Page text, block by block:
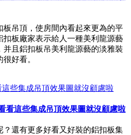
板吊頂，使房間內看起來更為的平
扣板廠家表示給人一種美利龍源藝
并且鋁扣板吊美利龍源藝的淡雅裝
好看。
看這些集成吊頂效果圖就沒顧慮啦
？還有更多好看又好裝的鋁扣板集